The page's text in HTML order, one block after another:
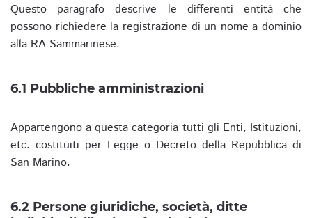
Questo paragrafo descrive le differenti entità che
possono richiedere la registrazione di un nome a dominio
alla RA Sammarinese.
6.1 Pubbliche amministrazioni
Appartengono a questa categoria tutti gli Enti, Istituzioni,
etc. costituiti per Legge o Decreto della Repubblica di
San Marino.
6.2 Persone giuridiche, società, ditte